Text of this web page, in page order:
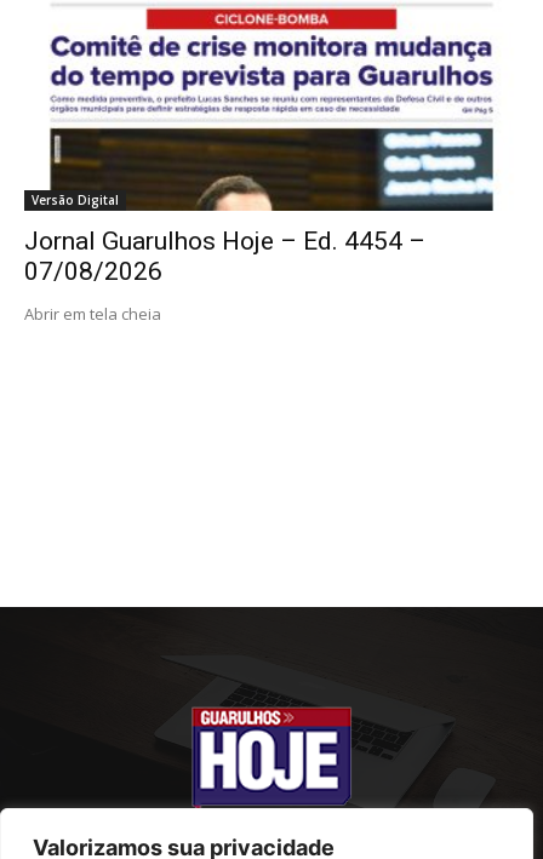
Valorizamos sua privacidade
Versão Digital
Jornal Guarulhos Hoje – Ed. 4454 –
07/08/2026
Abrir em tela cheia